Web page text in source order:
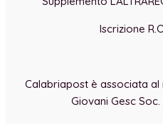
Iscrizione
Calabriapost è associata
Giovani Gesc